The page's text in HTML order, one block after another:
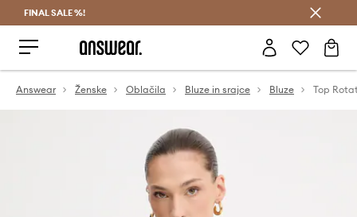
FINAL SALE %!
Answear Ženske Oblačila Bluze in srajce Bluze Top